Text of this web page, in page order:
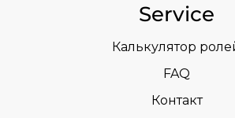
Service
Калькулятор
FAQ
Контакт